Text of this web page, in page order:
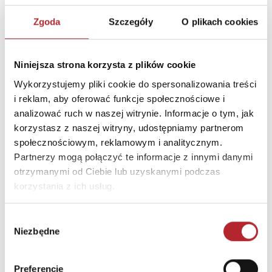
Zgoda Szczegóły O plikach cookies
Niniejsza strona korzysta z plików cookie
Wykorzystujemy pliki cookie do spersonalizowania treści
i reklam, aby oferować funkcje społecznościowe i
analizować ruch w naszej witrynie. Informacje o tym, jak
korzystasz z naszej witryny, udostępniamy partnerom
społecznościowym, reklamowym i analitycznym.
Partnerzy mogą połączyć te informacje z innymi danymi
otrzymanymi od Ciebie lub uzyskanymi podczas
korzystania z ich usług.
zgody
Niezbędne
Preferencje
SZCZEGÓŁY
Producent
Rebel
Kod EAN
5902650612419
Sprzedaż od
2018-11-21
Rodzaj
Zabawki
Format
275x275x50 mm
Kraj produkcji
DE
DANE OSOBY ODPOWIEDZIALNEJ
Nazwa